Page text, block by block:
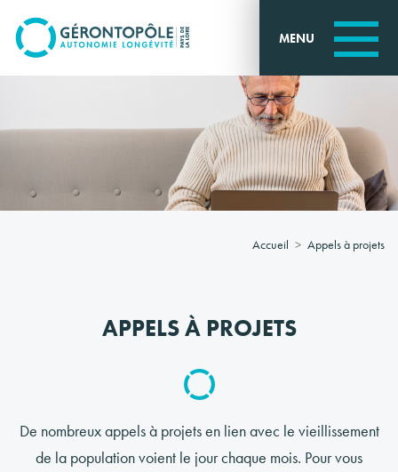
Go to
main
content MENU
Accueil Appels à projets
APPELS À PROJETS
De nombreux appels à projets en lien avec le vieillissement
de la population voient le jour chaque mois. Pour vous